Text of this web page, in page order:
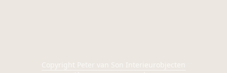
Copyright Peter van Son Interieurobjecten